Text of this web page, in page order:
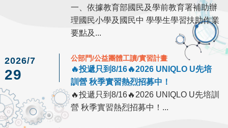
一、依據教育部國民及學前教育署補助辦
理國民小學及國民中 學學生學習扶助作業
要點及...
2026/7
29
公部門/公益團體工讀/實習計畫
🔥投遞只到8/16🔥2026 UNIQLO U先培
訓營 秋季實習熱烈招募中！
🔥投遞只到8/16🔥2026 UNIQLO U先培訓
營 秋季實習熱烈招募中！...